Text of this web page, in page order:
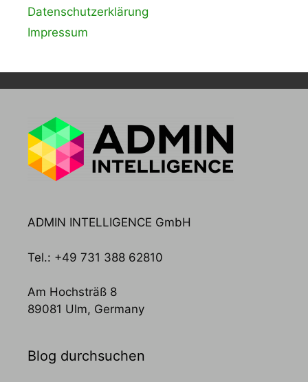
Datenschutzerklärung
Impressum
ADMIN INTELLIGENCE GmbH
Tel.: +49 731 388 62810
Am Hochsträß 8
89081 Ulm, Germany
Blog durchsuchen